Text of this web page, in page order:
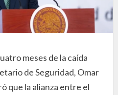
meses de la caída
de Seguridad, Omar
que la alianza entre el